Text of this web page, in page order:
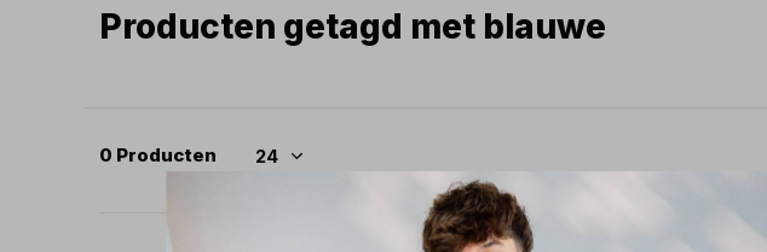
Producten getagd met blauwe
0 Producten